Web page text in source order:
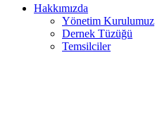
Hakkımızda
Yönetim Kurulumuz
Dernek Tüzüğü
Temsilciler